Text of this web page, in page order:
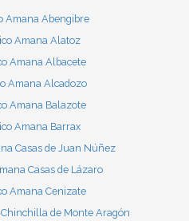
Amana Abengibre
Amana Alatoz
Amana Albacete
Amana Alcadozo
Amana Balazote
Amana Barrax
Casas de Juan Núñez
Casas de Lázaro
Amana Cenizate
de Monte Aragón